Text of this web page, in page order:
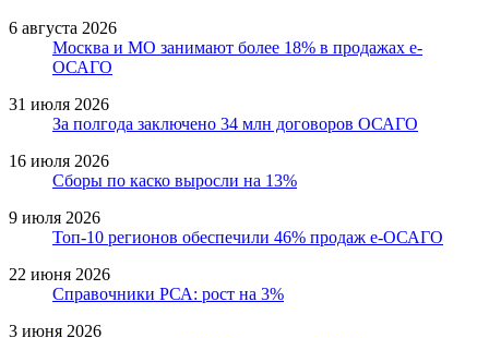
6 августа 2026
Москва и МО занимают более 18% в продажах е-
ОСАГО
31 июля 2026
За полгода заключено 34 млн договоров ОСАГО
16 июля 2026
Сборы по каско выросли на 13%
9 июля 2026
Топ-10 регионов обеспечили 46% продаж е-ОСАГО
22 июня 2026
Справочники РСА: рост на 3%
3 июня 2026